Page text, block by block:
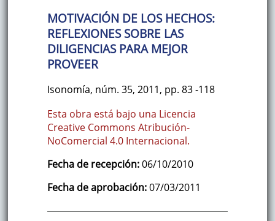
MOTIVACIÓN DE LOS HECHOS:
REFLEXIONES SOBRE LAS
DILIGENCIAS PARA MEJOR
PROVEER
Isonomía, núm. 35, 2011, pp. 83-118
Esta obra está bajo una Licencia
Creative Commons Atribución-
NoComercial 4.0 Internacional.
Fecha de recepción:06/10/2010
Fecha de aprobación:07/03/2011